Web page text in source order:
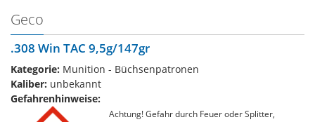
Geco
.308 Win TAC 9,5g/147gr
Kategorie: Munition - Büchsenpatronen
Kaliber: unbekannt
Gefahrenhinweise:
Achtung! Gefahr durch Feuer oder Splitter,